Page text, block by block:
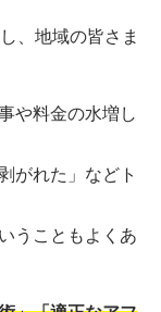
し、地域の皆さま
や料金の水増し
がれた」などト
うこともよくあ